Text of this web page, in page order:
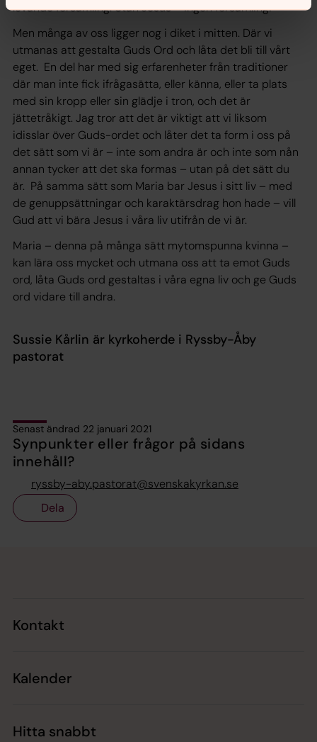
levande församling. Utan Jesus – ingen församling!
Men många av oss ligger nog i diket i mitten. Där vi
utmanas att gestalta Guds Ord och låta det bli till vårt
eget. En del har med sig erfarenheter från traditioner
där man inte fick ifrågasätta, eller känna, eller ta plats
med sin kropp eller sin glädje i tron, och det är
jättetråkigt. Jag tror att det är viktigt att vi liksom
idisslar över Guds-ordet och låter det ta form i oss på
det sätt som vi är – inte som andra är och inte som nån
annan tycker att det ska formas – utan på det sätt du
är. På samma sätt som Maria bar Jesus i sitt liv – med
de genuppsättningar och karaktärsdrag hon hade – vill
Gud att vi bära Jesus i våra liv utifrån de vi är.
Maria – denna på många sätt mytomspunna kvinna –
kan lära oss mycket och utmana oss att ta emot Guds
ord, låta Guds ord gestaltas i våra egna liv och ge Guds
ord vidare till andra.
Sussie Kårlin är kyrkoherde i Ryssby-Åby
pastorat
Senast ändrad 22 januari 2021
Synpunkter eller frågor på sidans
innehåll?
ryssby-aby.pastorat@svenskakyrkan.se
Dela
Kontakt
Kalender
Hitta snabbt